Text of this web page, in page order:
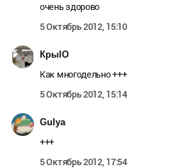
очень здорово
5 Октябрь 2012, 15:10
КрыlО
Как многодельно +++
5 Октябрь 2012, 15:14
Gulya
+++
5 Октябрь 2012, 17:54